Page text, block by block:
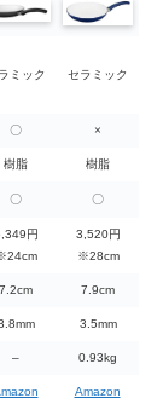
ミック セラミック
〇 ×
樹脂 樹脂
〇 〇
円
3,520円
※28cm
7.2cm 7.9cm
3.5mm
– 0.93kg
Amazon